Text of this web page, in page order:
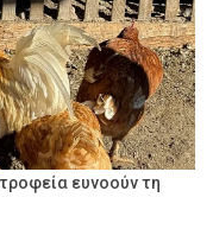
ευνοούν τη